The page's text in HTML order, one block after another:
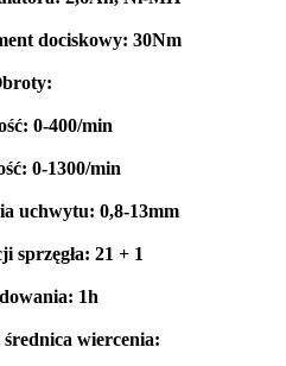
dociskowy: 30Nm
0-400/min
0-1300/min
uchwytu: 0,8-13mm
sprzęgła: 21 + 1
1h
wiercenia: